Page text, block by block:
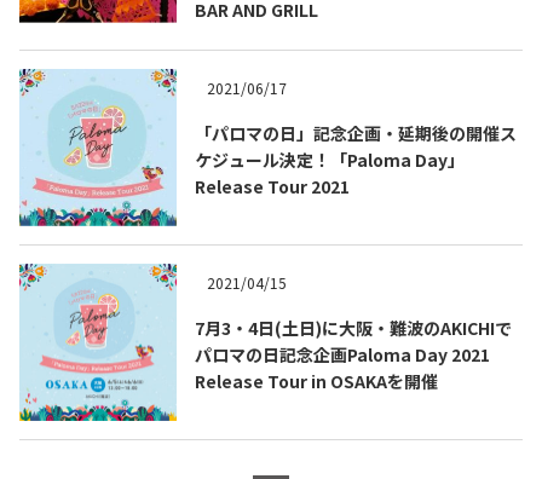
メキシコ料理 Cuisines of Mexico
メキシコ旅行
メキシコの記念日
トピックス一覧
Topics List
BAR AND GRILL
2021/06/17
「パロマの日」記念企画・延期後の開催ス
ケジュール決定！「Paloma Day」
Release Tour 2021
2021/04/15
7月3・4日(土日)に大阪・難波のAKICHIで
パロマの日記念企画Paloma Day 2021
Release Tour in OSAKAを開催